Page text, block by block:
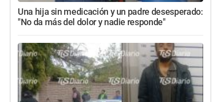
Una hija sin medicación y un padre desesperado:
"No da más del dolor y nadie responde"